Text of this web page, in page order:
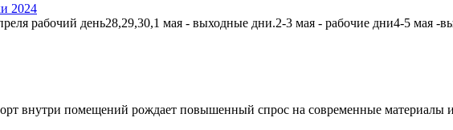
2024
рабочий день28,29,30,1 мая - выходные дни.2-3 мая - рабочие дни4-5 мая -
внутри помещений рождает повышенный спрос на современные материалы